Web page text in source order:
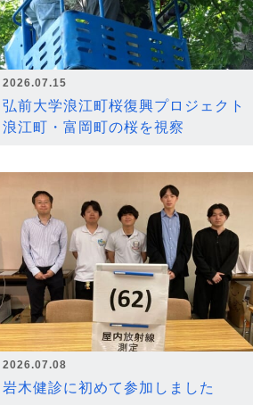
2026.07.15
弘前大学浪江町桜復興プロジェクト
浪江町・富岡町の桜を視察
2026.07.08
岩木健診に初めて参加しました